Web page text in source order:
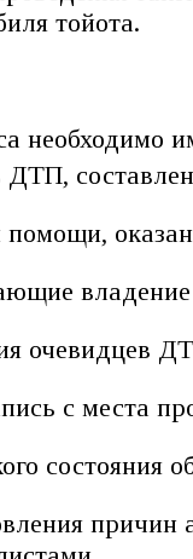
тойота.
необходимо
ДТП,
владение
очевидцев
с места
состояния
причин